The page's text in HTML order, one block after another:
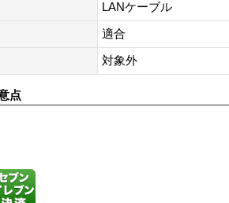
LANケーブル
適合
対象外
点